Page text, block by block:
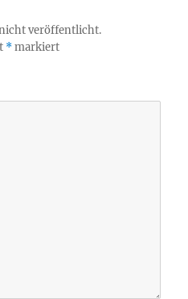
veröffentlicht.
*markiert